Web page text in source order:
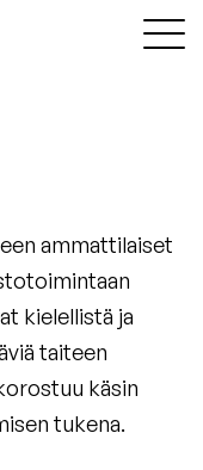
ammattilaiset
kielellistä ja
taiteen
käsin
tukena.